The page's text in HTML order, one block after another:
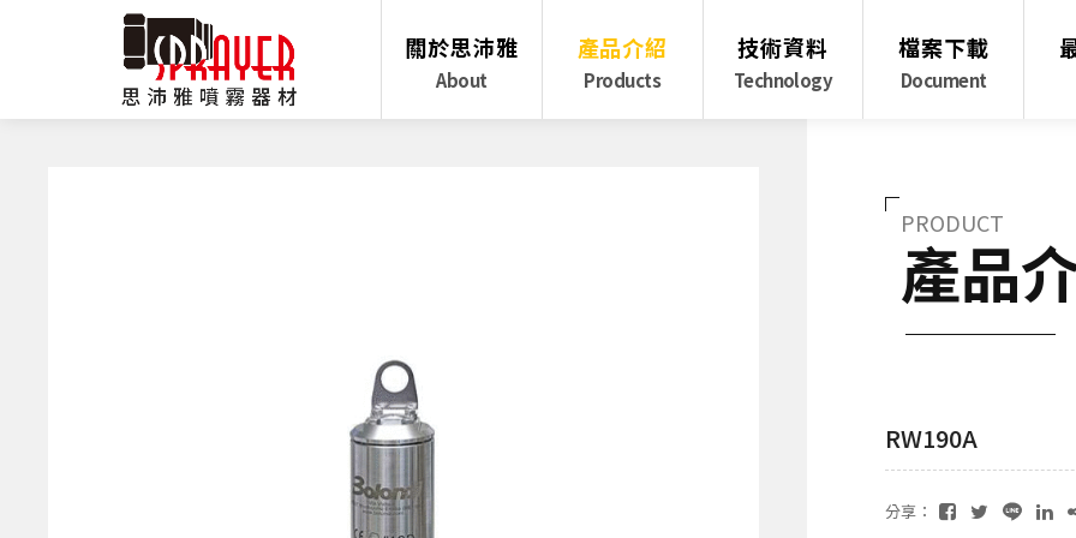
關於思沛雅
About
產品介紹
Products
技術資料
Technology
檔案下載
Document
PRODUCT
產品
RW190A
分享：